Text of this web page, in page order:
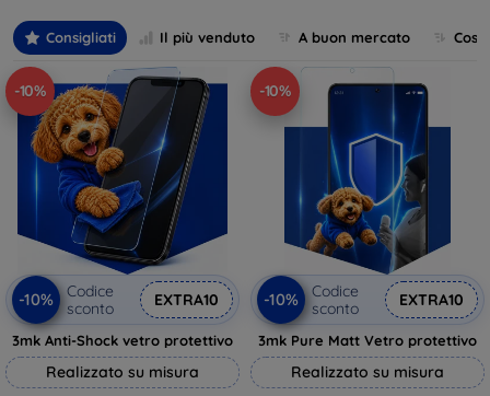
Consigliati Il più venduto A buon mercato
-10%
-10%
Codice
sconto
EXTRA10
3mk Anti-Shock vetro protettivo
Realizzato su misura
-10%
-10%
Codice
sconto
EXTRA10
3mk Pure Matt Vetro protettivo
Realizzato su misura